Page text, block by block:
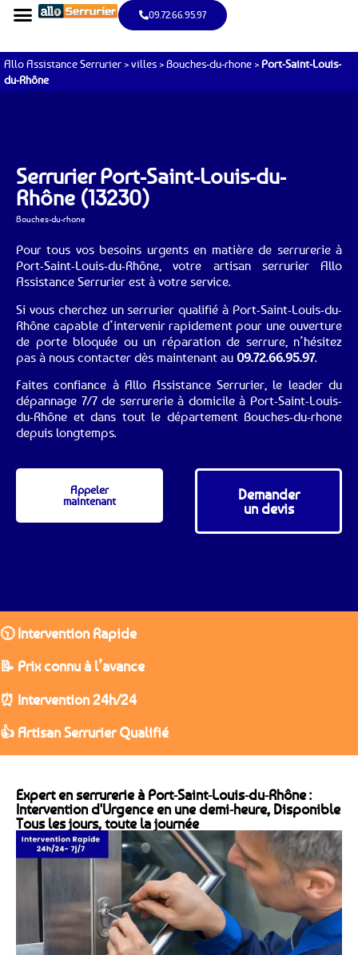
09.72.66.95.97
Allo Assistance Serrurier >villes >Bouches-du-rhone >Port-Saint-Louis-
du-Rhône
Serrurier Port-Saint-Louis-du-
Rhône (13230)
Bouches-du-rhone
Pour tous vos besoins urgents en matière de serrurerie à
Port-Saint-Louis-du-Rhône, votre artisan serrurier Allo
Assistance Serrurier est à votre service.
Si vous cherchez un serrurier qualifié à Port-Saint-Louis-du-
Rhône capable d’intervenir rapidement pour une ouverture
de porte bloquée ou un réparation de serrure, n’hésitez
pas à nous contacter dès maintenant au 09.72.66.95.97.
Faites confiance à Allo Assistance Serrurier, le leader du
dépannage 7/7 de serrurerie à domicile à Port-Saint-Louis-
du-Rhône et dans tout le département Bouches-du-rhone
depuis longtemps.
Appeler
maintenant
Demander
un devis
🕥 Intervention Rapide
📝 Prix connu à l’avance
⏰ Intervention 24h/24
👍 Artisan Serrurier Qualifié
Expert en serrurerie à Port-Saint-Louis-du-Rhône :
Intervention d'Urgence en une demi-heure, Disponible
Tous les jours, toute la journée